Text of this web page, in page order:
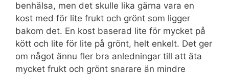
benhälsa, men det skulle lika gärna vara en
kost med för lite frukt och grönt som ligger
bakom det. En kost baserad lite för mycket på
kött och lite för lite på grönt, helt enkelt. Det ger
om något ännu fler bra anledningar till att äta
mycket frukt och grönt snarare än mindre